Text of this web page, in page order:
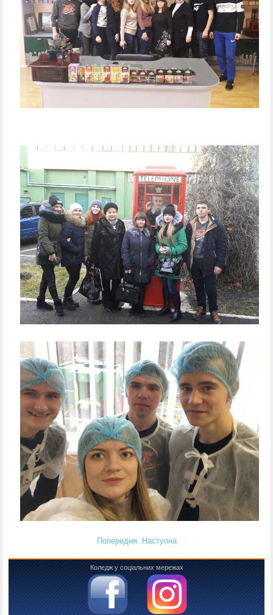
Попередня Наступна
Коледж у соціальних мережах